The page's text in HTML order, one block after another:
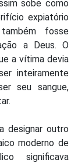
sobe como
expiatório
fosse
a Deus. O
a vítima devia
inteiramente
seu sangue,
designar outro
moderno de
significava